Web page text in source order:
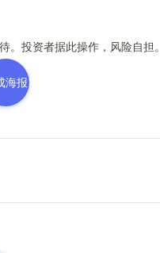
投资者据此操作，风险自担。
海报